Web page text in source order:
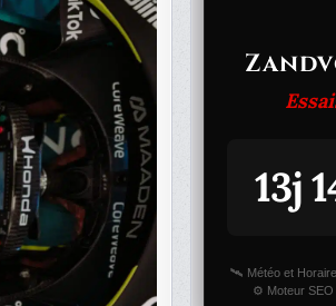
13j
🛰️ Météo et
⚙️ Moteur SEO